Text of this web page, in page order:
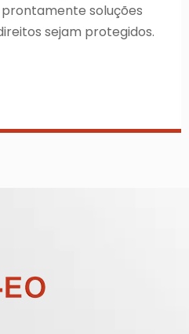
soluções
sejam protegidos.